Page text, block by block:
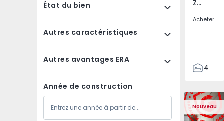
État du bien
Autres caractéristiques
Autres avantages ERA
Année de construction
Zebreira e Segura, Castelo Branco
Acheter
4
80
80
244
Nouveau
Appartement T3